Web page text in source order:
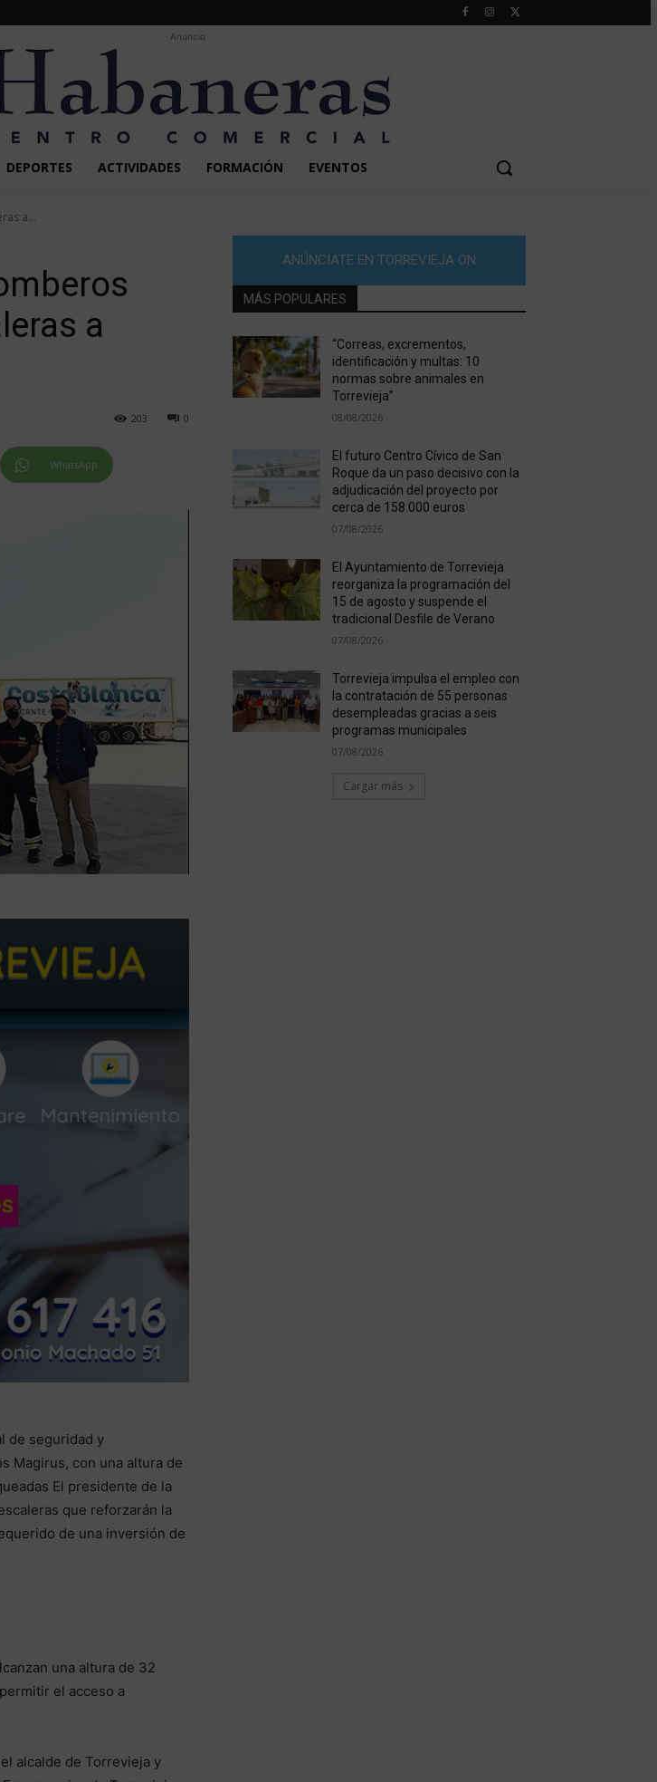
Anuncio
DEPORTES ACTIVIDADES FORMACIÓN EVENTOS
a...
a
0
203
WhatsApp
de seguridad y
Magirus, con una altura de
El presidente de la
que reforzarán la
de una inversión de
una altura de 32
el acceso a
alcalde de Torrevieja y
ANÚNCIATE EN TORREVIEJA ON
MÁS POPULARES
“Correas, excrementos,
identificación y multas: 10
normas sobre animales en
Torrevieja”
08/08/2026
El futuro Centro Cívico de San
Roque da un paso decisivo con la
adjudicación del proyecto por
cerca de 158.000 euros
07/08/2026
El Ayuntamiento de Torrevieja
reorganiza la programación del
15 de agosto y suspende el
tradicional Desfile de Verano
07/08/2026
Torrevieja impulsa el empleo con
la contratación de 55 personas
desempleadas gracias a seis
programas municipales
07/08/2026
Cargar más